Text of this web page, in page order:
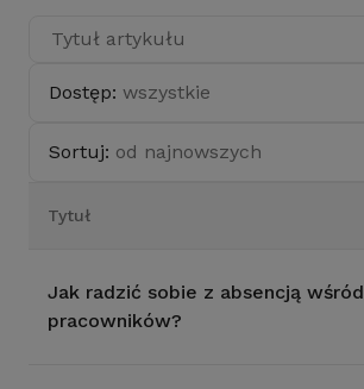
Dostęp: wszystkie
Sortuj: od najnowszych
Tytuł
Jak radzić sobie z absencją wśród
pracowników?